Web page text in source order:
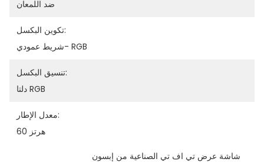
ضد اللمعان
تكوين البكسل:
شريط عمودي- RGB
تنسيق البكسل:
دلتا RGB
معدل الإطار:
60 هرتز